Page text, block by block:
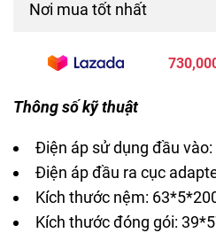
Nơi mua tốt nhất
Thông số kỹ thuật
Điện áp sử dụng đầu
Điện áp đầu ra cục
Kích thước nệm:
Kích thước đóng gói: